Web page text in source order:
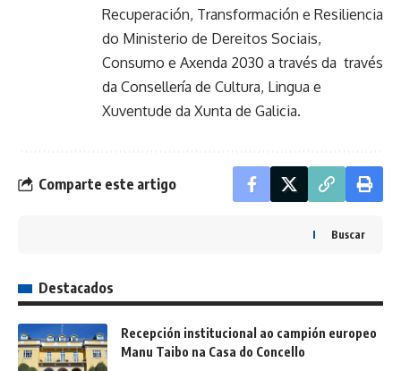
Recuperación, Transformación e Resiliencia
do Ministerio de Dereitos Sociais,
Consumo e Axenda 2030 a través da través
da Consellería de Cultura, Lingua e
Xuventude da Xunta de Galicia.
Comparte este artigo
Buscar
Destacados
Recepción institucional ao campión europeo
Manu Taibo na Casa do Concello